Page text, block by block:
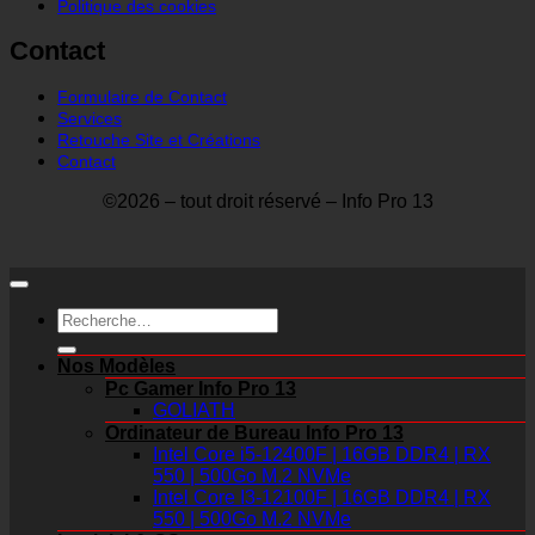
Politique des cookies
Contact
Formulaire de Contact
Services
Retouche Site et Créations
Contact
©2026 – tout droit réservé – Info Pro 13
Recherche
pour :
Nos Modèles
Pc Gamer Info Pro 13
GOLIATH
Ordinateur de Bureau Info Pro 13
Intel Core i5-12400F | 16GB DDR4 | RX
550 | 500Go M.2 NVMe
Intel Core I3-12100F | 16GB DDR4 | RX
550 | 500Go M.2 NVMe